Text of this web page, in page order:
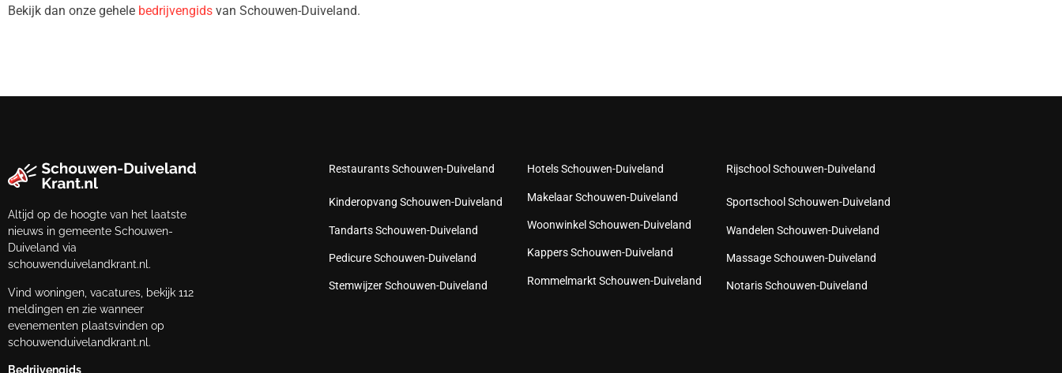
Bekijk dan onze gehele bedrijvengids van Schouwen-Duiveland.
Altijd op de hoogte van het laatste
nieuws in gemeente Schouwen-
Duiveland via
schouwenduivelandkrant.nl.
Vind woningen, vacatures, bekijk 112
meldingen en zie wanneer
evenementen plaatsvinden op
schouwenduivelandkrant.nl.
Bedrijvengids
Restaurants Schouwen-Duiveland
Kinderopvang Schouwen-Duiveland
Tandarts Schouwen-Duiveland
Pedicure Schouwen-Duiveland
Stemwijzer Schouwen-Duiveland
Hotels Schouwen-Duiveland
Makelaar Schouwen-Duiveland
Woonwinkel Schouwen-Duiveland
Kappers Schouwen-Duiveland
Rommelmarkt Schouwen-Duiveland
Rijschool Schouwen-Duiveland
Sportschool Schouwen-Duiveland
Wandelen Schouwen-Duiveland
Massage Schouwen-Duiveland
Notaris Schouwen-Duiveland